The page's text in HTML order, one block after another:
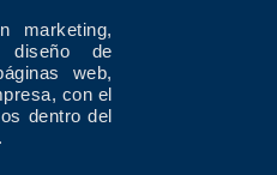
marketing,
diseño de
web,
con el
dentro del